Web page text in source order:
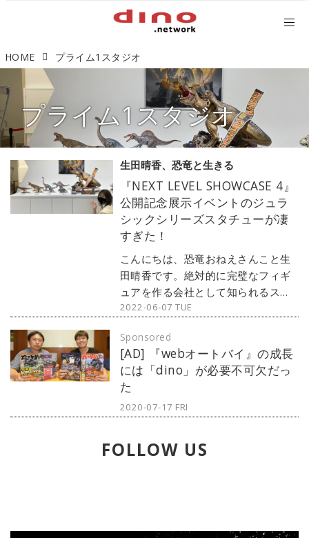
HOME プライム1スタジオ
プライム1スタジオ
『NEXT LEVEL SHOWCASE 4』
公開記念展示イベントのジュラ
シックシリーズスタチューが凄
すぎた！
こんにちは、恐竜おねえさんこと生
田晴香です。絶対的に完璧なフィギ
ュアを作る会社として知られるスタ
チューメーカー「プライム1スタジ
ールームにて開催された『NEXT
LEVEL SHOWCASE 4』公開記念展
示イベントへ行ってきました。新作
スタチューが一堂に会するイベント
です。とにかく恐竜がすごかったの
2022-06-07 TUE
生田晴香、恐竜と生きる
[AD] 『webオートバイ』の成長
には「dino」が必要不可欠だっ
た
Sponsored
2020-07-17 FRI
FOLLOW US